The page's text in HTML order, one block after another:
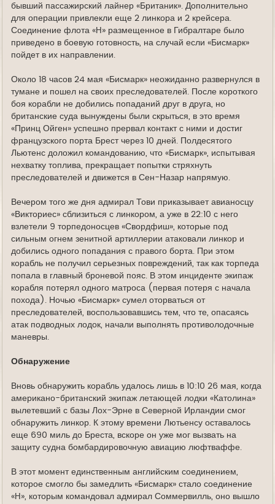
бывший пассажирский лайнер «Британик». Дополнительно
для операции привлекли еще 2 линкора и 2 крейсера.
Соединение флота «H» размещенное в Гибралтаре было
приведено в боевую готовность, на случай если «Бисмарк»
пойдет в их направлении.
Около 18 часов 24 мая «Бисмарк» неожиданно развернулся в
тумане и пошел на своих преследователей. После короткого
боя корабли не добились попаданий друг в друга, но
британские суда вынуждены были скрыться, в это время
«Принц Ойген» успешно прервал контакт с ними и достиг
французского порта Брест через 10 дней. Полдесятого
Льютенс доложил командованию, что «Бисмарк», испытывая
нехватку топлива, прекращает попытки стряхнуть
преследователей и движется в Сен-Назар напрямую.
Вечером того же дня адмирал Тови приказывает авианосцу
«Викториес» сблизиться с линкором, а уже в 22:10 с него
взлетели 9 торпедоносцев «Свордфиш», которые под
сильным огнем зенитной артиллерии атаковали линкор и
добились одного попадания с правого борта. При этом
корабль не получил серьезных повреждений, так как торпеда
попала в главный броневой пояс. В этом инциденте экипаж
корабля потерял одного матроса (первая потеря с начала
похода). Ночью «Бисмарк» сумел оторваться от
преследователей, воспользовавшись тем, что те, опасаясь
атак подводных лодок, начали выполнять противолодочные
маневры.
Обнаружение
Вновь обнаружить корабль удалось лишь в 10:10 26 мая, когда
американо-британский экипаж летающей лодки «Католина»
вылетевший с базы Лох-Эрне в Северной Ирландии смог
обнаружить линкор. К этому времени Лютьенсу оставалось
еще 690 миль до Бреста, вскоре он уже мог вызвать на
защиту судна бомбардировочную авиацию люфтваффе.
В этот момент единственным английским соединением,
которое смогло бы замедлить «Бисмарк» стало соединение
«H», которым командовал адмирал Соммервилль, оно вышло